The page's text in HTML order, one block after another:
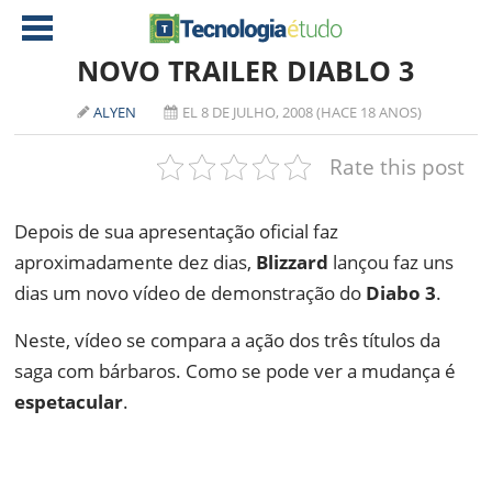
NOTÍCIAS
ATI
NVIDIA
SOFTWARE
NOTEBOOKS
IOS
NOKIA
JOGOS
DOWNLOADS
ANÁLISE
NOVO TRAILER DIABLO 3
ALYEN EL 8 DE JULHO, 2008 (HACE 18 ANOS)
Rate this post
Depois de sua apresentação oficial faz
aproximadamente dez dias, Blizzard lançou faz uns
dias um novo vídeo de demonstração do Diabo 3.
Neste, vídeo se compara a ação dos três títulos da
saga com bárbaros. Como se pode ver a mudança é
espetacular.